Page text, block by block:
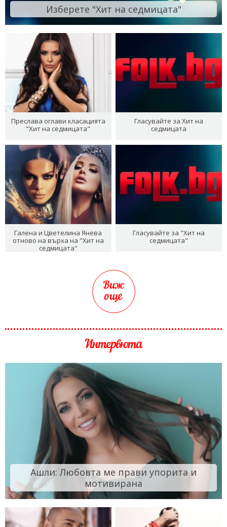
Изберете "Хит на седмицата"
Преслава оглави класацията
"Хит на седмицата"
Гласувайте за Хит на
седмицата
Галена и Цветелина Янева
отново на върха на "Хит на
седмицата"
Гласувайте за "Хит на
седмицата"
Виж
още
Интервюта
Ашли: Любовта ме прави упорита и
мотивирана